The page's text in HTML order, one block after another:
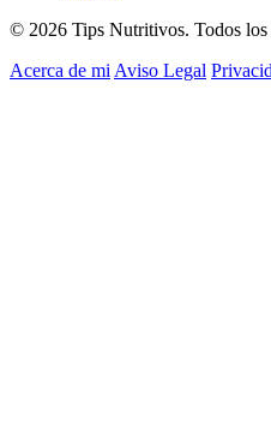
© 2026 Tips Nutritivos. Todos los
Acerca de mi Aviso Legal